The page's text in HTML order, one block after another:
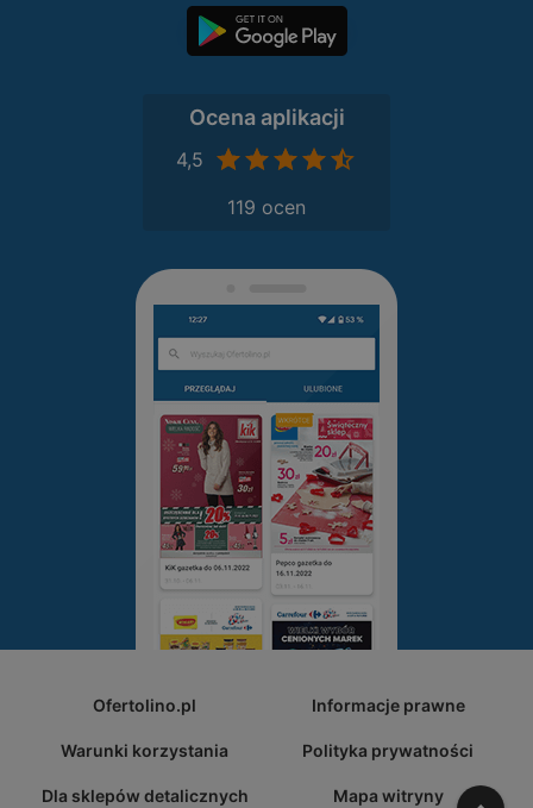
Ocena aplikacji
4,5
119 ocen
Ofertolino.pl Informacje prawne
Warunki korzystania Polityka prywatności
Dla sklepów detalicznych Mapa witryny